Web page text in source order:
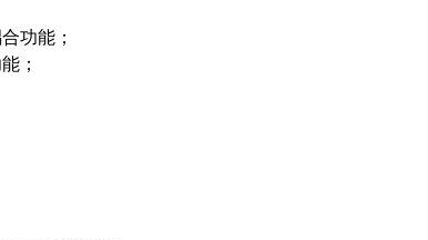
功能；
；